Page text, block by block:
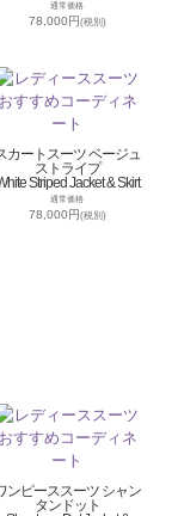
通常価格
78,000円(税別)
カートスーツ ベージュ
ストライプ
Striped Jacket & Skirt
通常価格
78,000円(税別)
ンピーススーツ シャン
タンドット